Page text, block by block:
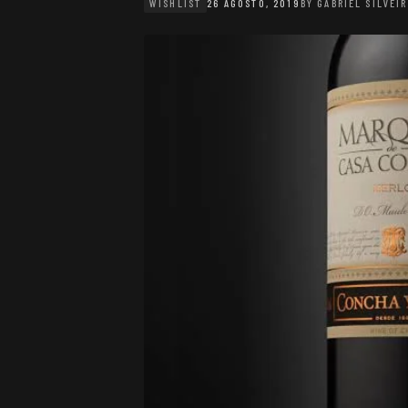
WISHLIST 26 AGOSTO, 2019 BY GABRIEL